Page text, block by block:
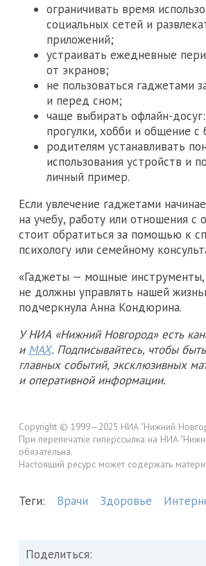
ограничивать время
социальных сетей и
приложений;
устраивать ежедневные
от экранов;
не пользоваться гаджетами
и перед сном;
чаще выбирать офлайн-
прогулки, хобби и общение с
родителям устанавливать
использования устройств и
личный пример.
Если увлечение гаджетами
на учебу, работу или отношения
стоит обратиться за помощью к
психологу или семейному
«Гаджеты — мощные инструменты,
не должны управлять нашей
подчеркнула Анна Кондюрина.
У НИА «Нижний Новгород» есть
и MAX. Подписывайтесь, чтобы
главных событий, эксклюзивных
и оперативной информации.
Copyright © 1999—2025 НИА "Нижний
При перепечатке гиперссылка на НИА
обязательна.
Настоящий ресурс может содержать
Теги: Врачи Здоровье
Поделиться: